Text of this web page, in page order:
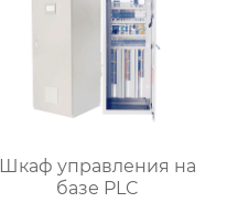
Шкаф управления на
базе PLC